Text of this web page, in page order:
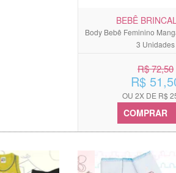
BEBÊ
Body Bebê Feminino
3 Unidades
R$ 72,50
R$
OU 2X DE R$
COMPRAR